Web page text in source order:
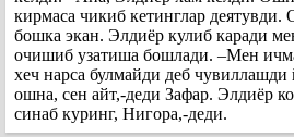
кирмаса чикиб кетинглар
бошка экан. Элдиёр кулиб каради
очишиб узатиша бошлади. –Мен
хеч нарса булмайди деб
ошна, сен айт,-деди Зафар. Элдиёр
синаб куринг, Нигора,-деди.